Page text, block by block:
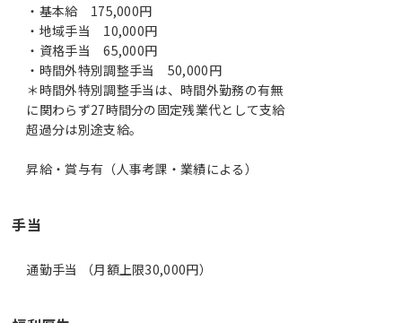
・基本給 175,000円
・地域手当 10,000円
・資格手当 65,000円
・時間外特別調整手当 50,000円
＊時間外特別調整手当は、時間外勤務の有無
に関わらず27時間分の固定残業代として支給
超過分は別途支給。
昇給・賞与有（人事考課・業績による）
手当
通勤手当 （月額上限30,000円）